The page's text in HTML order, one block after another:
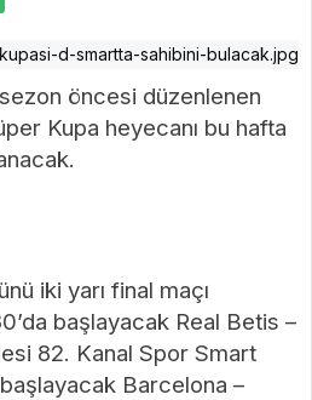
öncesi düzenlenen
Kupa heyecanı bu hafta
iki yarı final maçı
başlayacak Real Betis –
82. Kanal Spor Smart
Barcelona –